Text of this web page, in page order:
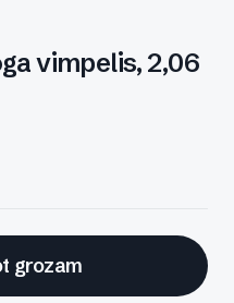
vimpelis, 2,06
grozam